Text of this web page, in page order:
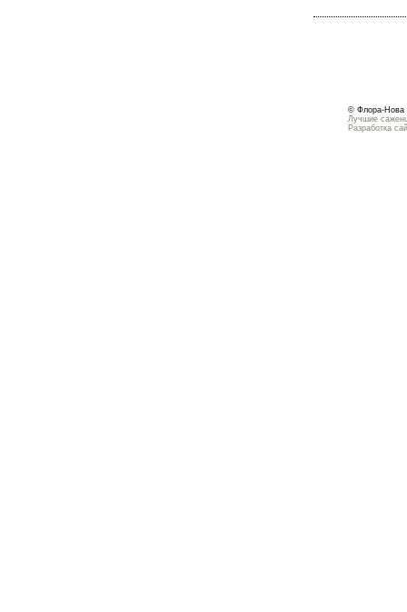
© Флора-Нова
Лучшие
Разработка